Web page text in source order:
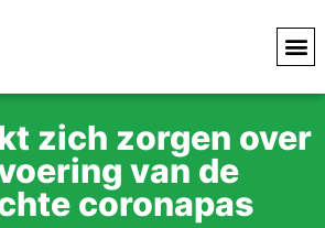
zich zorgen over
van de
coronapas